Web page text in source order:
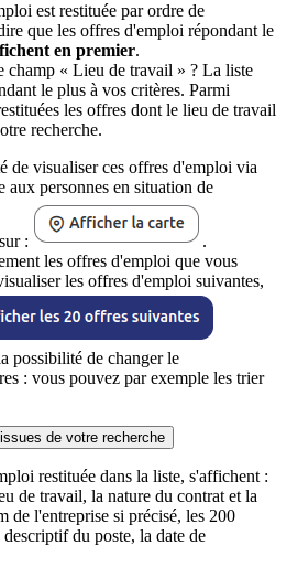
est restituée par ordre de
que les offres d'emploi répondant le
en premier.
champ « Lieu de travail » ? La liste
le plus à vos critères. Parmi
les offres dont le lieu de travail
recherche.
de visualiser ces offres d'emploi via
aux personnes en situation de
:
.
les offres d'emploi que vous
les offres d'emploi suivantes,
possibilité de changer le
: vous pouvez par exemple les trier
de votre recherche
restituée dans la liste, s'affichent :
de travail, la nature du contrat et la
de l'entreprise si précisé, les 200
du poste, la date de